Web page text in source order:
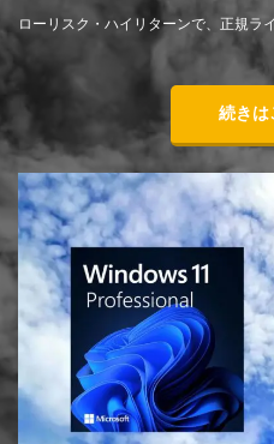
ローリスク・ハイリターンで、正規ラ
続きは